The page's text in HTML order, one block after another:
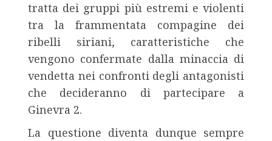
tratta dei gruppi più estremi e violenti
tra la frammentata compagine dei
ribelli siriani, caratteristiche che
vengono confermate dalla minaccia di
vendetta nei confronti degli antagonisti
che decideranno di partecipare a
Ginevra 2.
La questione diventa dunque sempre